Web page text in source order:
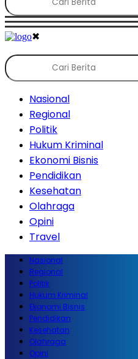
✖
Nasional
Regional
Politik
Hukum Kriminal
Ekonomi Bisnis
Pendidikan
Kesehatan
Olahraga
Opini
Travel
Nasional
Regional
Politik
Hukum Kriminal
Ekonomi Bisnis
Pendidikan
Kesehatan
Olahraga
Opini